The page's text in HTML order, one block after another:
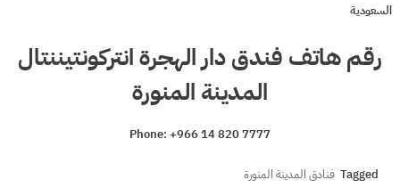
السعودية
رقم هاتف فندق دار الهجرة انتركونتيننتال
المدينة المنورة
Phone: +966 14 820 7777
Tagged فنادق المدينة المنورة